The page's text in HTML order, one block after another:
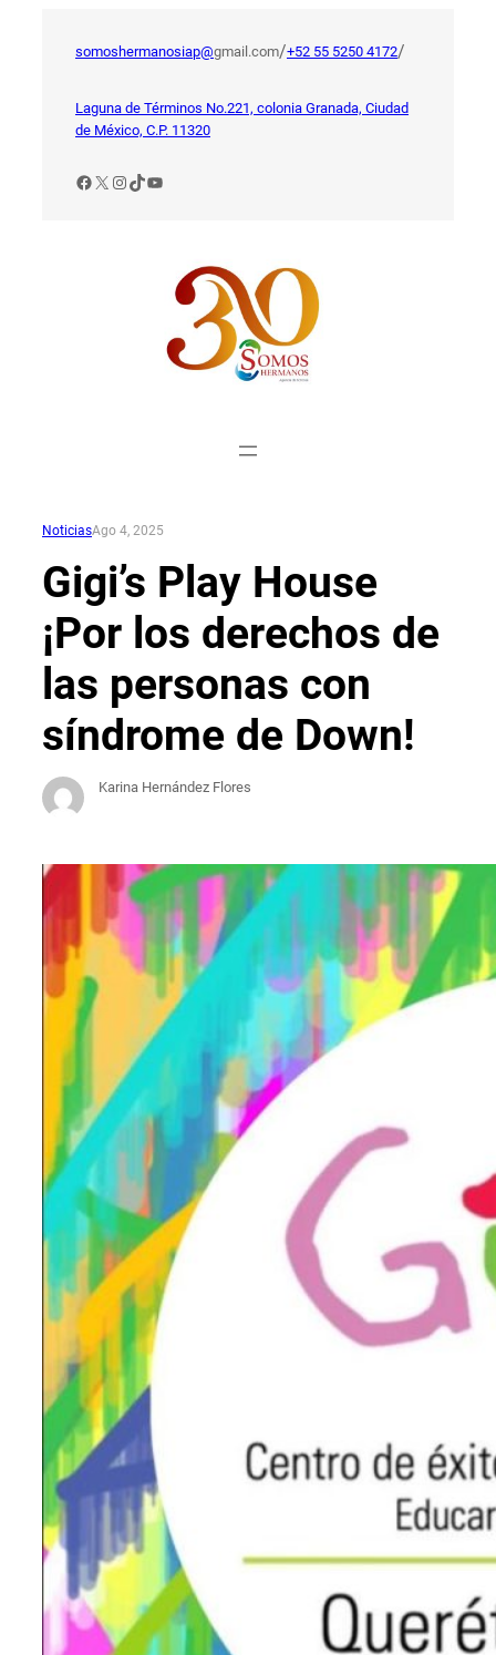
somoshermanosiap@gmail.com/+52 55 5250 4172/
Laguna de Términos No.221, colonia Granada, Ciudad
de México, C.P. 11320
Facebook
X Instagram
TikTok
YouTube
NoticiasAgo 4, 2025
Gigi’s Play House
¡Por los derechos de
las personas con
síndrome de Down!
Karina Hernández Flores